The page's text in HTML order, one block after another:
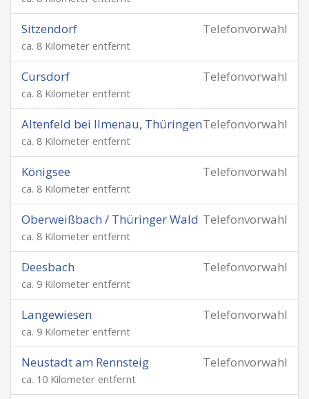
Telefonvorwahl
Sitzendorf
ca. 8 Kilometer entfernt
Telefonvorwahl
Cursdorf
ca. 8 Kilometer entfernt
Telefonvorwahl
Altenfeld bei Ilmenau, Thüringen
ca. 8 Kilometer entfernt
Telefonvorwahl
Königsee
ca. 8 Kilometer entfernt
Telefonvorwahl
Oberweißbach / Thüringer Wald
ca. 8 Kilometer entfernt
Telefonvorwahl
Deesbach
ca. 9 Kilometer entfernt
Telefonvorwahl
Langewiesen
ca. 9 Kilometer entfernt
Telefonvorwahl
Neustadt am Rennsteig
ca. 10 Kilometer entfernt